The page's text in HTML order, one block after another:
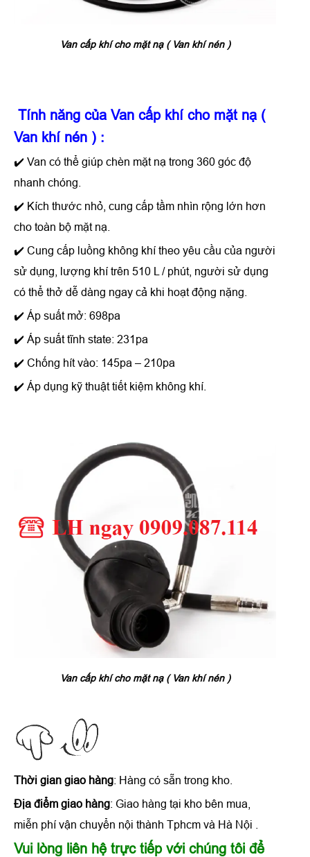
Van cấp khí cho mặt nạ ( Van khí nén )
Tính năng của Van cấp khí cho mặt nạ (
Van khí nén ) :
✔️ Van có thể giúp chèn mặt nạ trong 360 góc độ
nhanh chóng.
✔️ Kích thước nhỏ, cung cấp tầm nhìn rộng lớn hơn
cho toàn bộ mặt nạ.
✔️ Cung cấp luồng không khí theo yêu cầu của người
sử dụng, lượng khí trên 510 L / phút, người sử dụng
có thể thở dễ dàng ngay cả khi hoạt động nặng.
✔️ Áp suất mở: 698pa
✔️ Áp suất tĩnh state: 231pa
✔️ Chống hít vào: 145pa – 210pa
✔️ Áp dụng kỹ thuật tiết kiệm không khí.
Van cấp khí cho mặt nạ ( Van khí nén )
Thời gian giao hàng: Hàng có sẵn trong kho.
Địa điểm giao hàng: Giao hàng tại kho bên mua,
miễn phí vận chuyển nội thành Tphcm và Hà Nội .
Vui lòng liên hệ trực tiếp với chúng tôi để